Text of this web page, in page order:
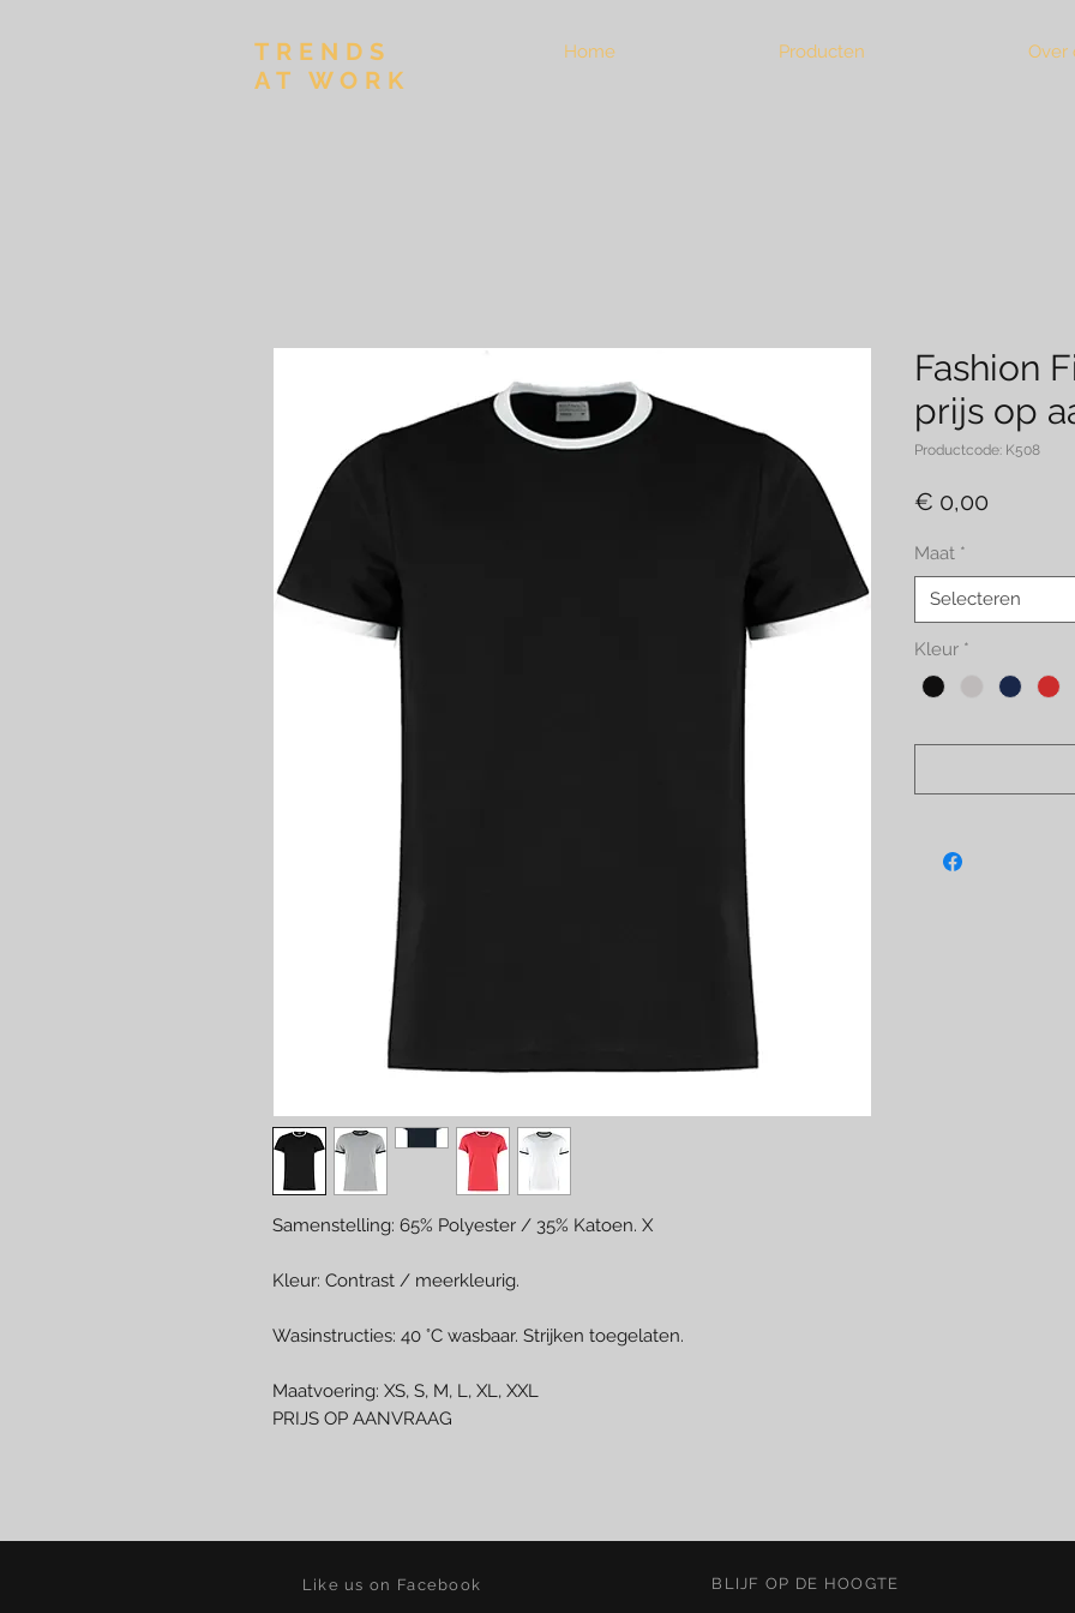
TRENDS
AT WORK
Home Producten Over
Samenstelling: 65% Polyester / 35% Katoen. X
Kleur: Contrast / meerkleurig.
Wasinstructies: 40 °C wasbaar. Strijken toegelaten.
Maatvoering: XS, S, M, L, XL, XXL
PRIJS OP AANVRAAG
Fashion
prijs op
Productcode: K508
€ 0,00
Maat *
Selecteren
Kleur *
Like us on Facebook BLIJF OP DE HOOGTE